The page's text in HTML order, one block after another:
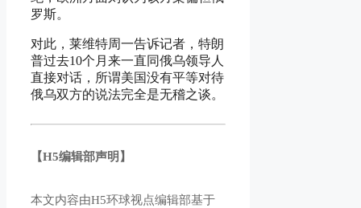
罗斯。
对此，莱维特周一告诉记者，特朗
普过去10个月来一直同俄乌领导人
直接对话，所谓美国没有平等对待
俄乌双方的说法完全是无稽之谈。
【H5编辑部声明】
本文内容由H5环球视点编辑部基于